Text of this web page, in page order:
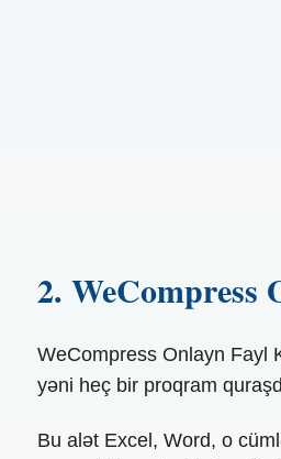
2. WeCompress
WeCompress Onlayn Fayl
yəni heç bir proqram
Bu alət Excel, Word, o